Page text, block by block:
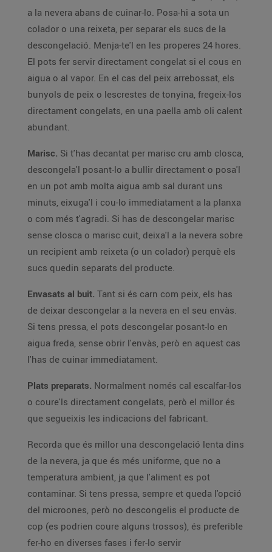
a la nevera abans de cuinar-lo. Posa-hi a sota un
colador o una reixeta, per separar els sucs de la
descongelació. Menja-te'l en les properes 24 hores.
El pots fer servir directament congelat si el cous en
aigua o al vapor. En el cas del peix arrebossat, els
bunyols de peix o lescrestes de tonyina, fregeix-los
directament congelats, en una paella amb oli calent
abundant.
Marisc. Si t'has decantat per marisc cru amb closca,
descongela'l posant-lo a bullir directament o posa'l
en un pot amb molta aigua amb sal durant uns
minuts, eixuga'l i cou-lo immediatament a la planxa
o com més t'agradi. Si has de descongelar marisc
sense closca o marisc cuit, deixa'l a la nevera sobre
un recipient amb reixeta (o un colador) perquè els
sucs quedin separats del producte.
Envasats al buit. Tant si és carn com peix, els has
de deixar descongelar a la nevera en el seu envàs.
Si tens pressa, el pots descongelar posant-lo en
aigua freda, sense obrir l'envàs, però en aquest cas
l'has de cuinar immediatament.
Plats preparats. Normalment només cal escalfar-los
o coure'ls directament congelats, però el millor és
que segueixis les indicacions del fabricant.
Recorda que és millor una descongelació lenta dins
de la nevera, ja que és més uniforme, que no a
temperatura ambient, ja que l'aliment es pot
contaminar. Si tens pressa, sempre et queda l'opció
del microones, però no descongelis el producte de
cop (es podrien coure alguns trossos), és preferible
fer-ho en diverses fases i fer-lo servir